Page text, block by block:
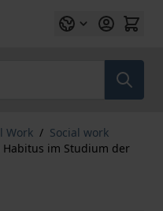
Work / Social work
im Studium der